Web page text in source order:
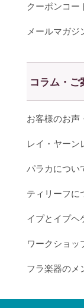
クーポンコー
メールマガジ
コラム・ご
お客様のお声
レイ・ヤーン
パラカについ
ティリーフに
イプとイプヘ
ワークショッ
フラ楽器のメ